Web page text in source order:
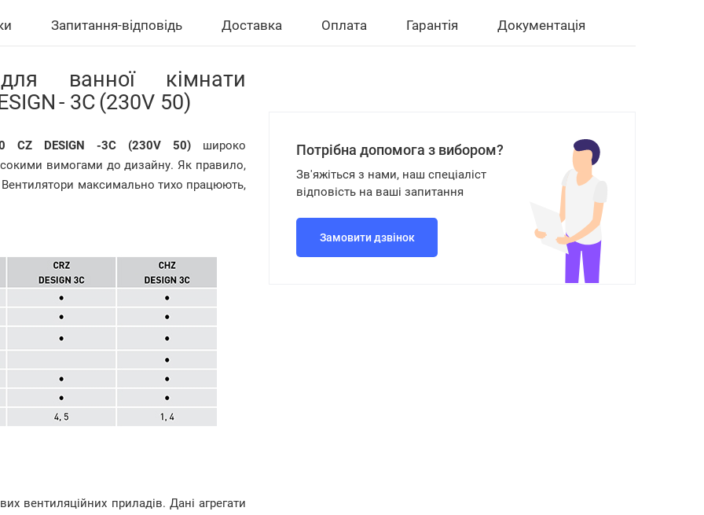
Запитання-відповідь Доставка Оплата Гарантія Документація
ванної кімнати
- 3C(230V 50)
CZ DESIGN -3C (230V 50) широко
вимогами до дизайну. Як правило,
Вентилятори максимально тихо працюють,
вентиляційних приладів. Дані агрегати
Потрібна допомога з вибором?
Зв'яжіться з нами, наш спеціаліст
відповість на ваші запитання
Замовити дзвінок